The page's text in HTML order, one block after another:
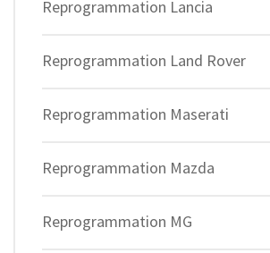
Reprogrammation Lancia
Reprogrammation Land Rover
Reprogrammation Maserati
Reprogrammation Mazda
Reprogrammation MG